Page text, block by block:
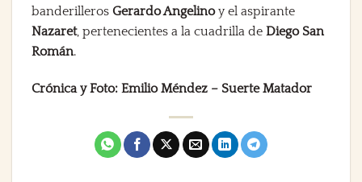
banderilleros Gerardo Angelinoy el aspirante
Nazaret, pertenecientes a la cuadrilla de Diego San
Román.
Crónica y Foto: Emilio Méndez – Suerte Matador